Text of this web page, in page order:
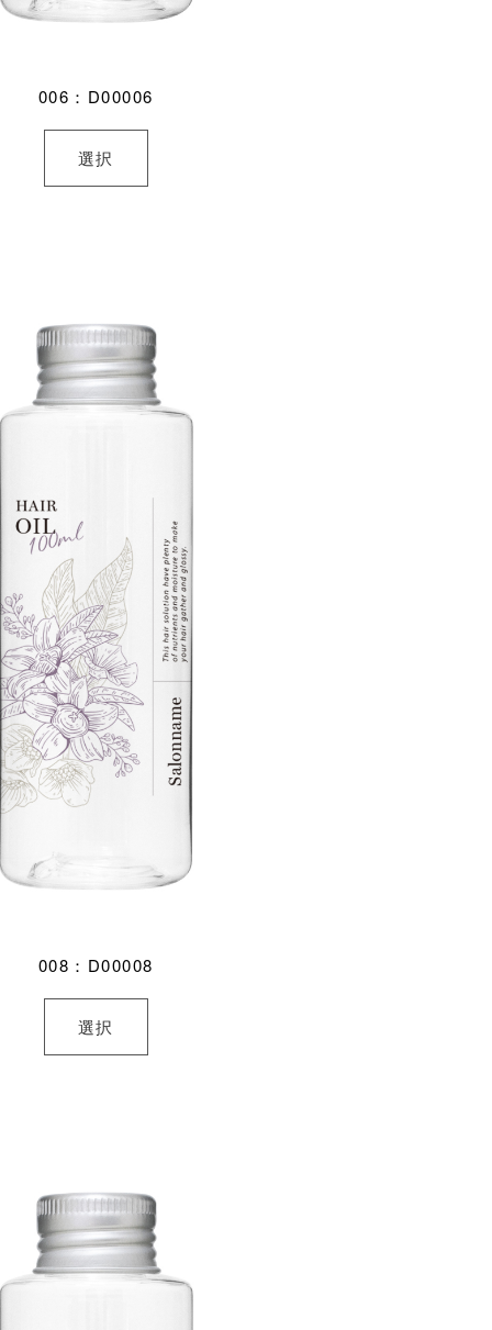
006：D00006
選択
008：D00008
選択